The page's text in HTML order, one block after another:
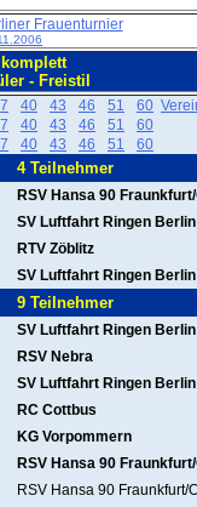
Frauenturnier
- Freistil
40 43 46 51 60
40 43 46 51
60
40 43 46 51 60
4 Teilnehmer
RSV Hansa 90
SV Luftfahrt Ringen Berlin
RTV Zöblitz
SV Luftfahrt Ringen Berlin
9 Teilnehmer
SV Luftfahrt Ringen Berlin
RSV Nebra
SV Luftfahrt Ringen Berlin
RC Cottbus
KG Vorpommern
RSV Hansa 90
RSV Hansa 90 Fraunkfurt/